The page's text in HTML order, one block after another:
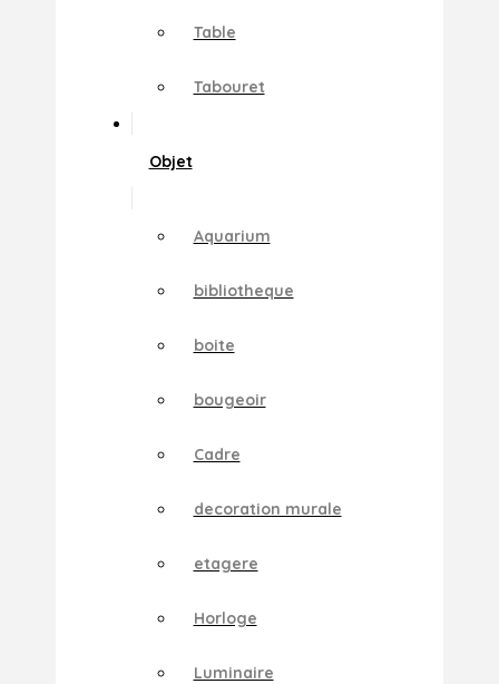
Table
Tabouret
Objet
Aquarium
bibliotheque
boite
bougeoir
Cadre
decoration murale
etagere
Horloge
Luminaire